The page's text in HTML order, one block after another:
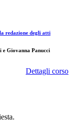
redazione degli atti
Giovanna Panucci
Dettagli corso